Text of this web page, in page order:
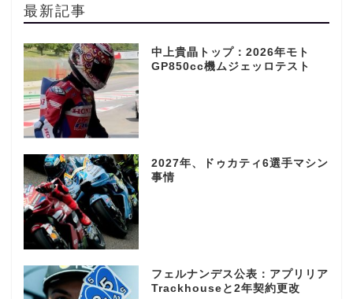
最新記事
中上貴晶トップ：2026年モト
GP850cc機ムジェッロテスト
2027年、ドゥカティ6選手マシン
事情
フェルナンデス公表：アプリリア
Trackhouseと2年契約更改